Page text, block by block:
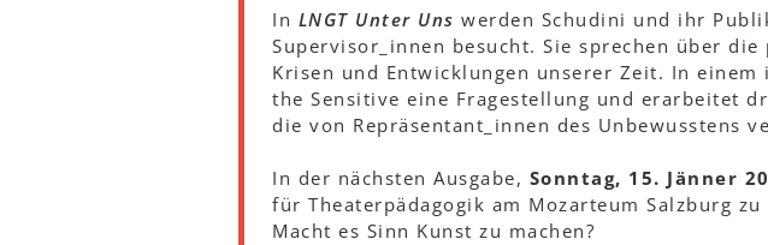
In LNGT Unter Uns werden Schudini und ihr
Supervisor_innen besucht. Sie sprechen über
Krisen und Entwicklungen unserer Zeit. In
the Sensitive eine Fragestellung und erarbeitet
die von Repräsentant_innen des Unbewusstens
In der nächsten Ausgabe, Sonntag, 15. Jänner
für Theaterpädagogik am Mozarteum Salzburg
Macht es Sinn Kunst zu machen?